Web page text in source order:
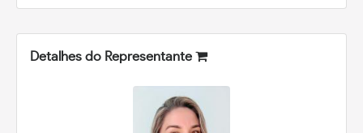
Detalhes do Representante